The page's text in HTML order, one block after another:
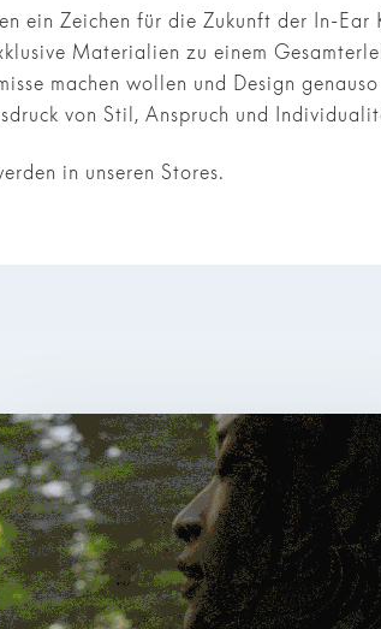
ein Zeichen für die Zukunft der In-Ear
Materialien zu einem
machen wollen und Design
von Stil, Anspruch und
in unseren Stores.